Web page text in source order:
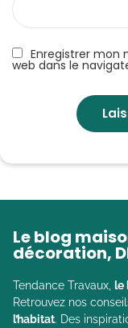
Enregistrer mon
web dans le
Le blog
décoration,
Tendance Travaux, le
Retrouvez nos
l’habitat. Des